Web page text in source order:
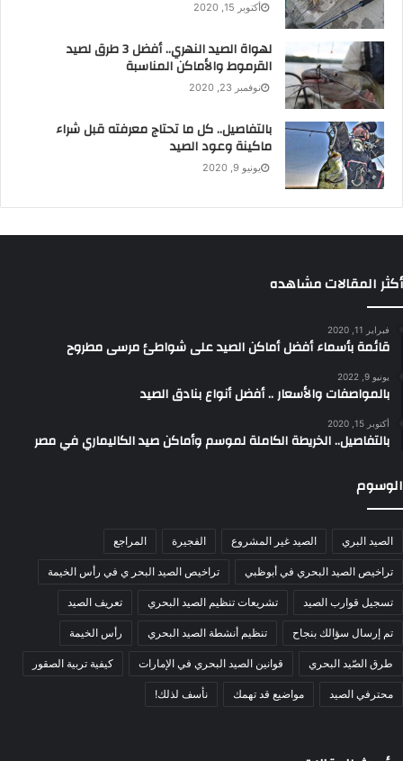
أكتوبر 15, 2020
لهواة الصيد النهري.. أفضل 3 طرق لصيد
القرموط والأماكن المناسبة
نوفمبر 23, 2020
بالتفاصيل.. كل ما تحتاج معرفته قبل شراء
ماكينة وعود الصيد
يونيو 9, 2020
أكثر المقالات مشاهده
فبراير 11, 2020
قائمة بأسماء أفضل أماكن الصيد على شواطئ مرسى مطروح
يونيو 9, 2022
بالمواصفات والأسعار .. أفضل أنواع بنادق الصيد
أكتوبر 15, 2020
بالتفاصيل.. الخريطة الكاملة لموسم وأماكن صيد الكاليماري في مصر
الوسوم
الصيد البري الصيد غير المشروع الفجيرة المراجع
تراخيص الصيد البحري في أبوظبي تراخيص الصيد البحر ي في رأس الخيمة
تسجيل قوارب الصيد تشريعات تنظيم الصيد البحري تعريف الصيد
تم إرسال سؤالك بنجاح تنظيم أنشطة الصيد البحري رأس الخيمة
طرق الصّيد البحري قوانين الصيد البحري في الإمارات كيفية تربية الصقور
محترفي الصيد مواضيع قد تهمك نأسف لذلك!